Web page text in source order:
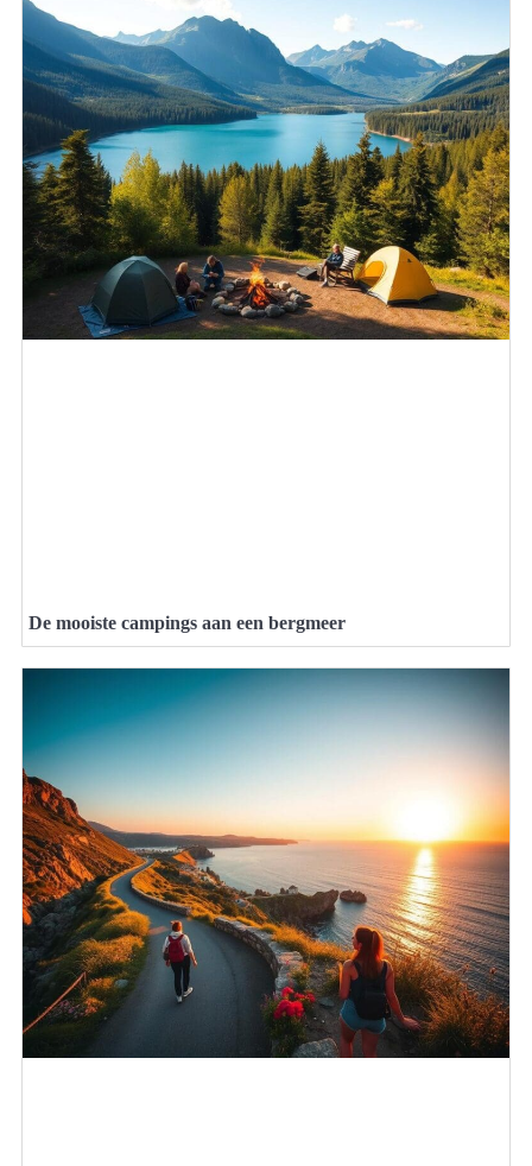
De mooiste campings aan een bergmeer